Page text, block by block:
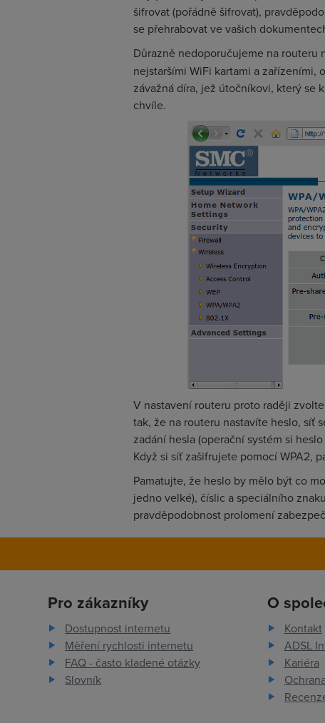
šifrovat (pořádně šifrovat),
se přehrabovat ve vašich
Důrazně nedoporučujeme na routeru
nejstaršími WiFi kartami a
závažná díra, jež útočníkovi, který se
chvíle.
V nastavení routeru proto raději
tak, že na routeru nastavíte heslo, síť
zadání hesla (operační systém si
Když si síť zašifrujete pomocí WPA2,
Pamatujte, že heslo by mělo být co
jedno velké), číslic a speciálního
pravděpodobnost prolomení
Pro zákazníky
Dostupnost internetu
Měření rychlosti internetu
FAQ - často kladené otázky
Slovník
O
Kontakt
ADSL
Kariéra